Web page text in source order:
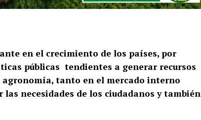
en el crecimiento de los países, por
públicas tendientes a generar recursos
tanto en el mercado interno
necesidades de los ciudadanos y también